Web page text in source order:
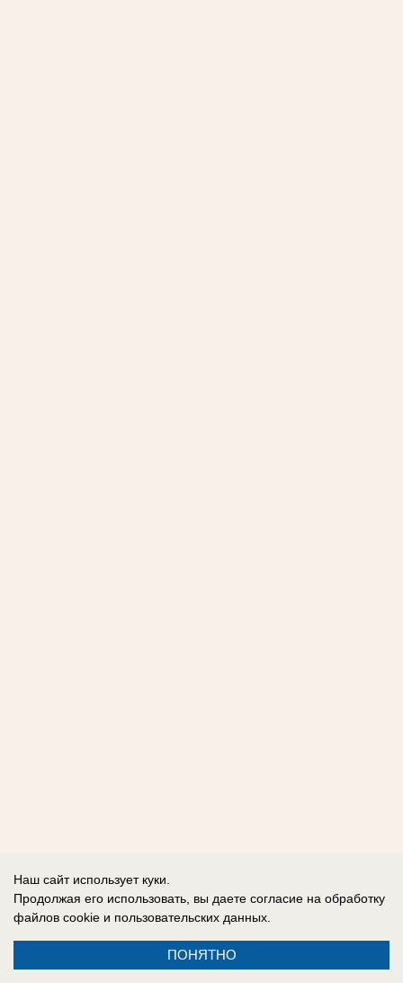
Наш сайт использует куки.
Продолжая его использовать, вы даете согласие на обработку
файлов cookie и пользовательских данных.
ПОНЯТНО